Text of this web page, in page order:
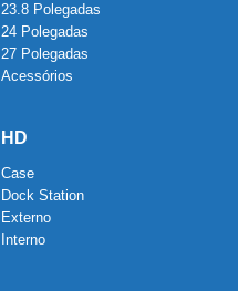
23.8 Polegadas
24 Polegadas
27 Polegadas
Acessórios
HD
Case
Dock Station
Externo
Interno